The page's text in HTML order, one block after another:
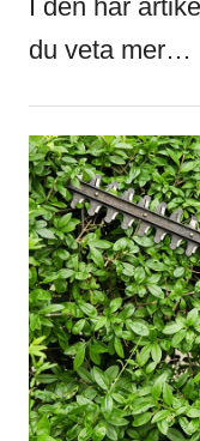
I den här
du veta mer…